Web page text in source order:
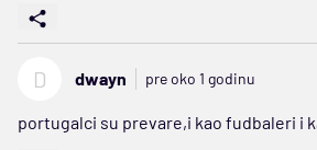
D dwayn pre oko 1 godinu
portugalci su prevare,i kao fudbaleri i